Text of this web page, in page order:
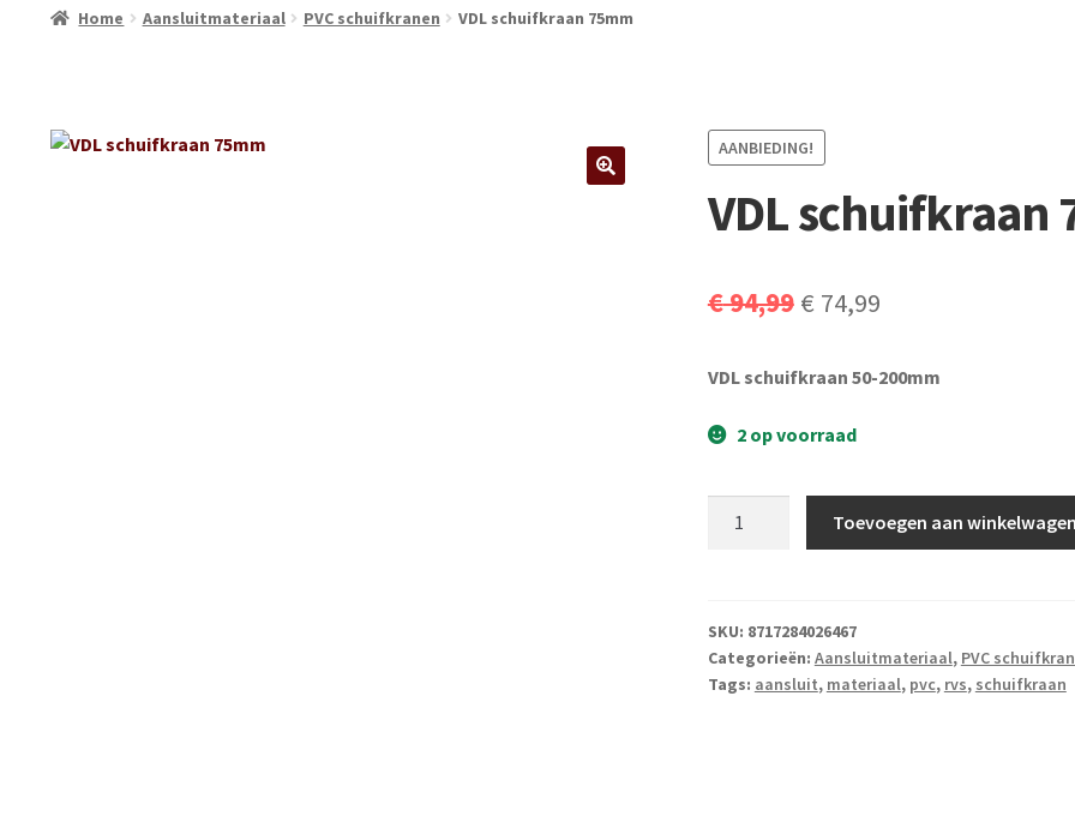
Home Aansluitmateriaal PVC schuifkranen VDL schuifkraan 75mm
AANBIEDING!
VDL schuifkraan
€94,99 Oorspronkelijke
was:
€ 94,99.
€ 74,99Huidige
is:
VDL schuifkraan 50-200mm
2 op voorraad
Toevoegen aan winkelwagen
SKU: 8717284026467
Categorieën: Aansluitmateriaal, PVC
Tags: aansluit, materiaal, pvc, rvs, schuifkraan